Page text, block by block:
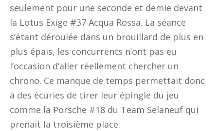
seulement pour une seconde et demie devant
la Lotus Exige #37 Acqua Rossa. La séance
s’étant déroulée dans un brouillard de plus en
plus épais, les concurrents n’ont pas eu
l’occasion d’aller réellement chercher un
chrono. Ce manque de temps permettait donc
à des écuries de tirer leur épingle du jeu
comme la Porsche #18 du Team Selaneuf qui
prenait la troisième place.